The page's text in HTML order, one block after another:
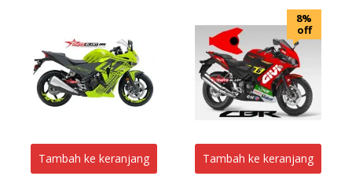
Tambah ke keranjang
8%
off
Tambah ke keranjang